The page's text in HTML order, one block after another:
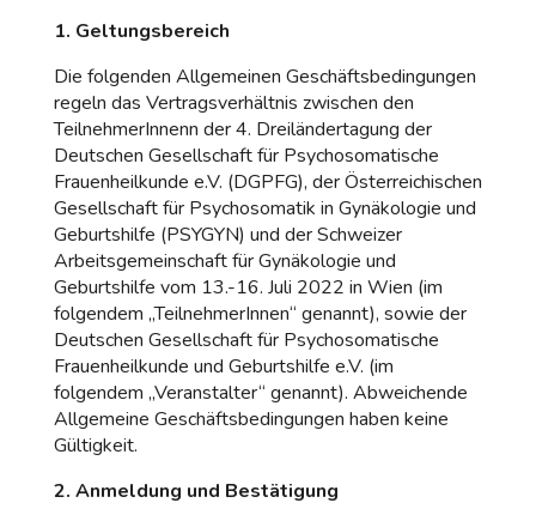
1. Geltungsbereich
Die folgenden Allgemeinen Geschäftsbedingungen
regeln das Vertragsverhältnis zwischen den
TeilnehmerInnenn der 4. Dreiländertagung der
Deutschen Gesellschaft für Psychosomatische
Frauenheilkunde e.V. (DGPFG), der Österreichischen
Gesellschaft für Psychosomatik in Gynäkologie und
Geburtshilfe (PSYGYN) und der Schweizer
Arbeitsgemeinschaft für Gynäkologie und
Geburtshilfe vom 13.-16. Juli 2022 in Wien (im
folgendem „TeilnehmerInnen“ genannt), sowie der
Deutschen Gesellschaft für Psychosomatische
Frauenheilkunde und Geburtshilfe e.V. (im
folgendem „Veranstalter“ genannt). Abweichende
Allgemeine Geschäftsbedingungen haben keine
Gültigkeit.
2. Anmeldung und Bestätigung